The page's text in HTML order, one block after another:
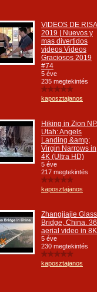
VIDEOS DE RISA
2019 | Nuevos y
mas divertidos
videos Videos
Graciosos 2019
#74
5 éve
235 megtekintés
kaposztajanos
Hiking in Zion NP,
Utah: Angels
Landing &amp;
Virgin Narrows in
4K (Ultra HD)
5 éve
217 megtekintés
kaposztajanos
Zhangjiajie Glass
Bridge, China.
aerial video in 8K
5 éve
230 megtekintés
kaposztajanos